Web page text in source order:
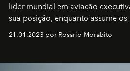
líder mundial em aviação
sua posição, enquanto assume
em rápida evolução e redefinindo
21.01.2023 por Rosario Morabito